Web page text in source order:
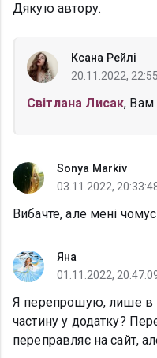
Дякую автору.
Ксана Рейлі
20.11.2022,
Світлана Лисак, Вам
Sonya Markiv
03.11.2022,
Вибачте, але мені
Яна
01.11.2022,
Я перепрошую, лише в
частину у додатку?
переправляє на сайт,